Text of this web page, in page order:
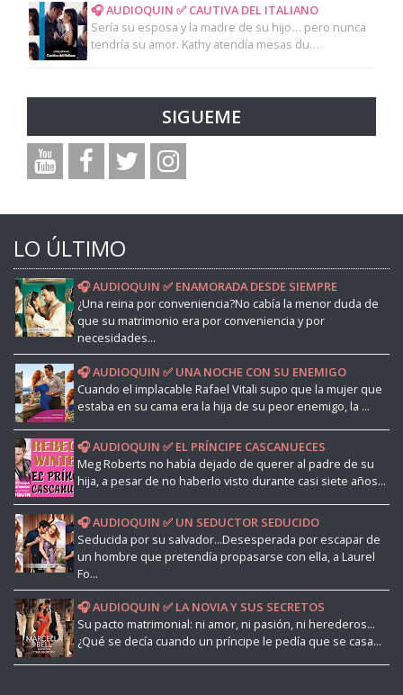
🎧 AUDIOQUIN ✅ CAUTIVA DEL ITALIANO
Sería su esposa y la madre de su hijo… pero nunca
tendría su amor. Kathy atendía mesas du…
SIGUEME
LO ÚLTIMO
🎧 AUDIOQUIN ✅ ENAMORADA DESDE SIEMPRE
¿Una reina por conveniencia?No cabía la menor duda de
que su matrimonio era por conveniencia y por
necesidades...
🎧 AUDIOQUIN ✅ UNA NOCHE CON SU ENEMIGO
Cuando el implacable Rafael Vitali supo que la mujer que
estaba en su cama era la hija de su peor enemigo, la ...
🎧 AUDIOQUIN ✅ EL PRÍNCIPE CASCANUECES
Meg Roberts no había dejado de querer al padre de su
hija, a pesar de no haberlo visto durante casi siete años...
🎧 AUDIOQUIN ✅ UN SEDUCTOR SEDUCIDO
Seducida por su salvador...Desesperada por escapar de
un hombre que pretendía propasarse con ella, a Laurel
Fo...
🎧 AUDIOQUIN ✅ LA NOVIA Y SUS SECRETOS
Su pacto matrimonial: ni amor, ni pasión, ni herederos...
¿Qué se decía cuando un príncipe le pedía que se casa...